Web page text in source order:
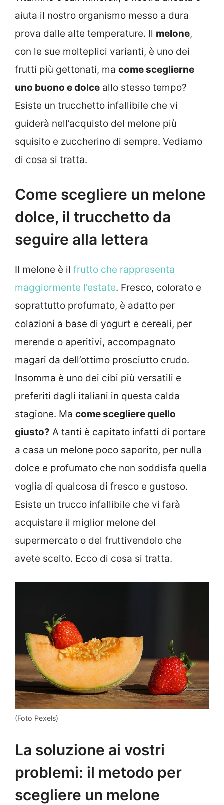
aiuta il nostro organismo messo a dura
prova dalle alte temperature. Il melone,
con le sue molteplici varianti, è uno dei
frutti più gettonati, ma come sceglierne
uno buono e dolce allo stesso tempo?
Esiste un trucchetto infallibile che vi
guiderà nell’acquisto del melone più
squisito e zuccherino di sempre. Vediamo
di cosa si tratta.
Come scegliere un melone
dolce, il trucchetto da
seguire alla lettera
Il melone è il frutto che rappresenta
maggiormente l’estate. Fresco, colorato e
soprattutto profumato, è adatto per
colazioni a base di yogurt e cereali, per
merende o aperitivi, accompagnato
magari da dell’ottimo prosciutto crudo.
Insomma è uno dei cibi più versatili e
preferiti dagli italiani in questa calda
stagione. Ma come scegliere quello
giusto? A tanti è capitato infatti di portare
a casa un melone poco saporito, per nulla
dolce e profumato che non soddisfa quella
voglia di qualcosa di fresco e gustoso.
Esiste un trucco infallibile che vi farà
acquistare il miglior melone del
supermercato o del fruttivendolo che
avete scelto. Ecco di cosa si tratta.
(Foto Pexels)
La soluzione ai vostri
problemi: il metodo per
scegliere un melone